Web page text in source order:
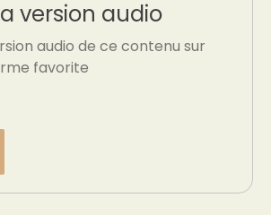
version audio
audio de ce contenu sur
favorite